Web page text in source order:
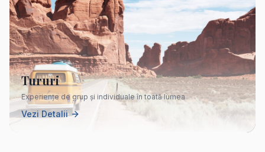
Tururi
Experiențe de grup și individuale în toată lumea
Vezi Detalii